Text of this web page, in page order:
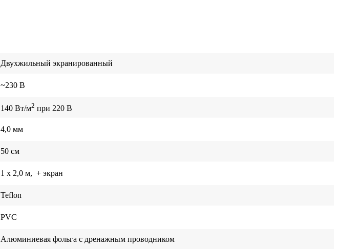
Двухжильный экранированный
~230 В
140 Вт/м2 при 220 В
4,0 мм
50 см
1 x 2,0 м, + экран
Teflon
PVC
Алюминиевая фольга с дренажным проводником